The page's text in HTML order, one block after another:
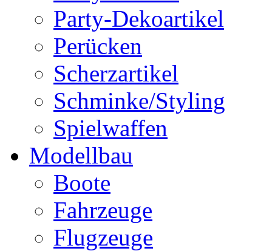
Party-Dekoartikel
Perücken
Scherzartikel
Schminke/Styling
Spielwaffen
Modellbau
Boote
Fahrzeuge
Flugzeuge